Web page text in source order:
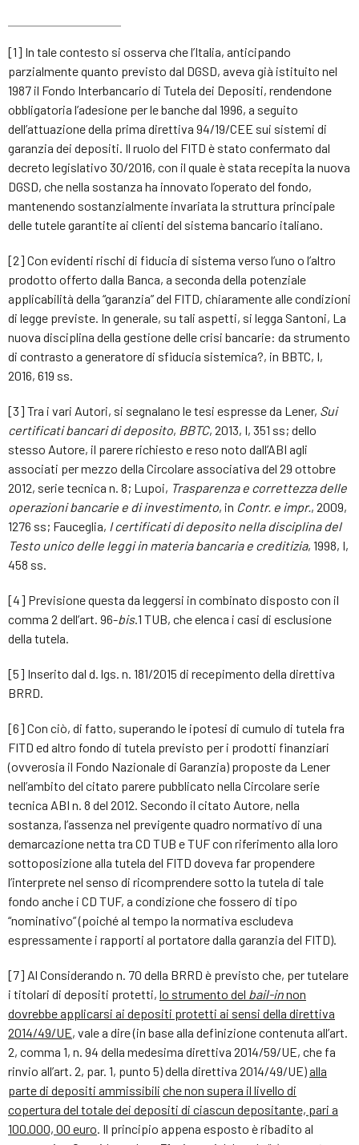
[1] In tale contesto si osserva che l’Italia, anticipando
parzialmente quanto previsto dal DGSD, aveva già istituito nel
1987 il Fondo Interbancario di Tutela dei Depositi, rendendone
obbligatoria l’adesione per le banche dal 1996, a seguito
dell’attuazione della prima direttiva 94/19/CEE sui sistemi di
garanzia dei depositi. Il ruolo del FITD è stato confermato dal
decreto legislativo 30/2016, con il quale è stata recepita la nuova
DGSD, che nella sostanza ha innovato l’operato del fondo,
mantenendo sostanzialmente invariata la struttura principale
delle tutele garantite ai clienti del sistema bancario italiano.
[2] Con evidenti rischi di fiducia di sistema verso l’uno o l’altro
prodotto offerto dalla Banca, a seconda della potenziale
applicabilità della “garanzia” del FITD, chiaramente alle condizioni
di legge previste. In generale, su tali aspetti, si legga Santoni, La
nuova disciplina della gestione delle crisi bancarie: da strumento
di contrasto a generatore di sfiducia sistemica?, in BBTC, I,
2016, 619 ss.
[3] Tra i vari Autori, si segnalano le tesi espresse da Lener, Sui
certificati bancari di deposito, BBTC, 2013, I, 351 ss; dello
stesso Autore, il parere richiesto e reso noto dall’ABI agli
associati per mezzo della Circolare associativa del 29 ottobre
2012, serie tecnica n. 8; Lupoi, Trasparenza e correttezza delle
operazioni bancarie e di investimento, in Contr. e impr., 2009,
1276 ss; Fauceglia, I certificati di deposito nella disciplina del
Testo unico delle leggi in materia bancaria e creditizia, 1998, I,
458 ss.
[4] Previsione questa da leggersi in combinato disposto con il
comma 2 dell’art. 96-bis.1 TUB, che elenca i casi di esclusione
della tutela.
[5] Inserito dal d. lgs. n. 181/2015 di recepimento della direttiva
BRRD.
[6] Con ciò, di fatto, superando le ipotesi di cumulo di tutela fra
FITD ed altro fondo di tutela previsto per i prodotti finanziari
(ovverosia il Fondo Nazionale di Garanzia) proposte da Lener
nell’ambito del citato parere pubblicato nella Circolare serie
tecnica ABI n. 8 del 2012. Secondo il citato Autore, nella
sostanza, l’assenza nel previgente quadro normativo di una
demarcazione netta tra CD TUB e TUF con riferimento alla loro
sottoposizione alla tutela del FITD doveva far propendere
l’interprete nel senso di ricomprendere sotto la tutela di tale
fondo anche i CD TUF, a condizione che fossero di tipo
“nominativo” (poiché al tempo la normativa escludeva
espressamente i rapporti al portatore dalla garanzia del FITD).
[7] Al Considerando n. 70 della BRRD è previsto che, per tutelare
i titolari di depositi protetti, lo strumento del bail-innon
dovrebbe applicarsi ai depositi protetti ai sensi della direttiva
2014/49/UE, vale a dire (in base alla definizione contenuta all’art.
2, comma 1, n. 94 della medesima direttiva 2014/59/UE, che fa
rinvio all’art. 2, par. 1, punto 5) della direttiva 2014/49/UE)alla
parte di depositi ammissibili che non supera il livello di
copertura del totale dei depositi di ciascun depositante, pari a
100.000, 00 euro. Il principio appena esposto è ribadito al